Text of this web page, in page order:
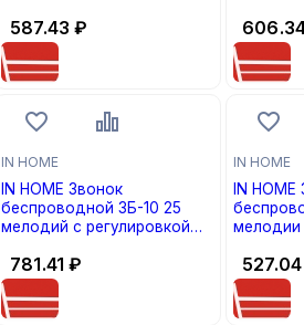
587.43 ₽
IN HOME
IN HOME Звонок
беспроводной ЗБ-10 25
мелодий с регулировкой
цифровым кодированием с
кнопкой IP44 Черный/Белый
469 4690612013381
781.41 ₽
IN HOME
IN
мелодии
Белый
527.04